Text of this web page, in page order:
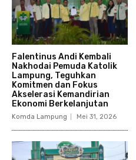
Falentinus Andi Kembali
Nakhodai Pemuda Katolik
Lampung, Teguhkan
Komitmen dan Fokus
Akselerasi Kemandirian
Ekonomi Berkelanjutan
Komda Lampung Mei 31, 2026